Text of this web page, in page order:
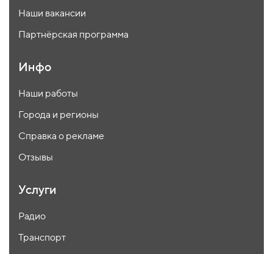
Наши вакансии
Партнёрская программа
Инфо
Наши работы
Города и регионы
Справка о рекламе
Отзывы
Услуги
Радио
Транспорт